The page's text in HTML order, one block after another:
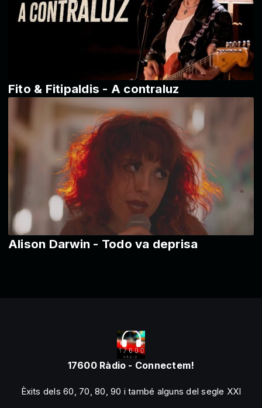
Fito & Fitipaldis - A contraluz
Alison Darwin - Todo va deprisa
17600 Ràdio - Connectem!
Èxits dels 60, 70, 80, 90 i també alguns del segle XXI